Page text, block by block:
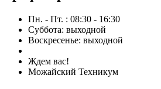
Пн. - Пт. : 08:30 - 16:30
Суббота: выходной
Воскресенье: выходной
Ждем вас!
Можайский Техникум